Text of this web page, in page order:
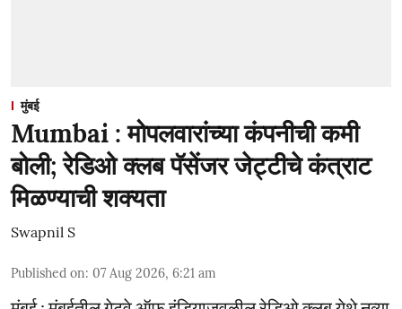
मुंबई
Mumbai : मोपलवारांच्या कंपनीची कमी
बोली; रेडिओ क्लब पॅसेंजर जेट्टीचे कंत्राट
मिळण्याची शक्यता
Swapnil S
Published on: 07 Aug 2026, 6:21 am